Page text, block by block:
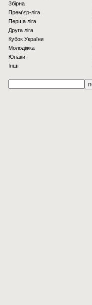
Збірна
Прем'єр-ліга
Перша ліга
Друга ліга
Кубок України
Молодіжка
Юнаки
Інші